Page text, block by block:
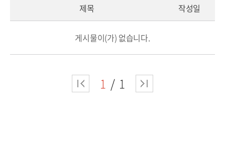
제목 작성일
게시물이(가) 없습니다.
1 1